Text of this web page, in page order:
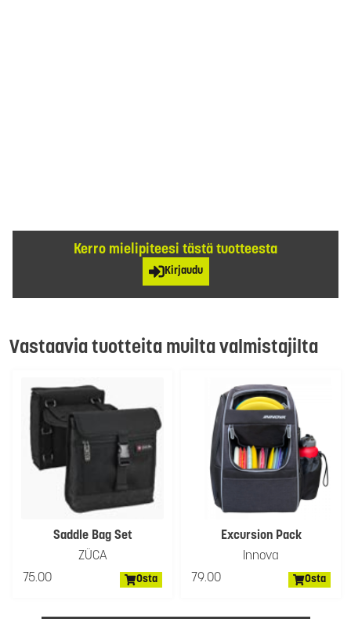
Kerro mielipiteesi tästä tuotteesta
Kirjaudu
Vastaavia tuotteita muilta valmistajilta
Saddle Bag Set
ZÜCA
75.00
Osta
Excursion Pack
Innova
79.00
Osta